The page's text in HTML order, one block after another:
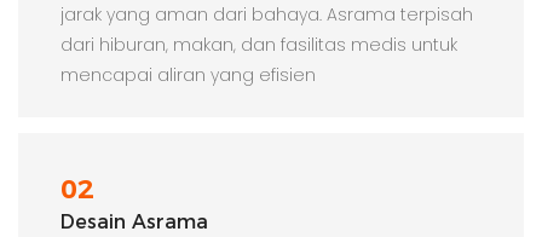
jarak yang aman dari bahaya. Asrama terpisah
dari hiburan, makan, dan fasilitas medis untuk
mencapai aliran yang efisien
02
Desain Asrama